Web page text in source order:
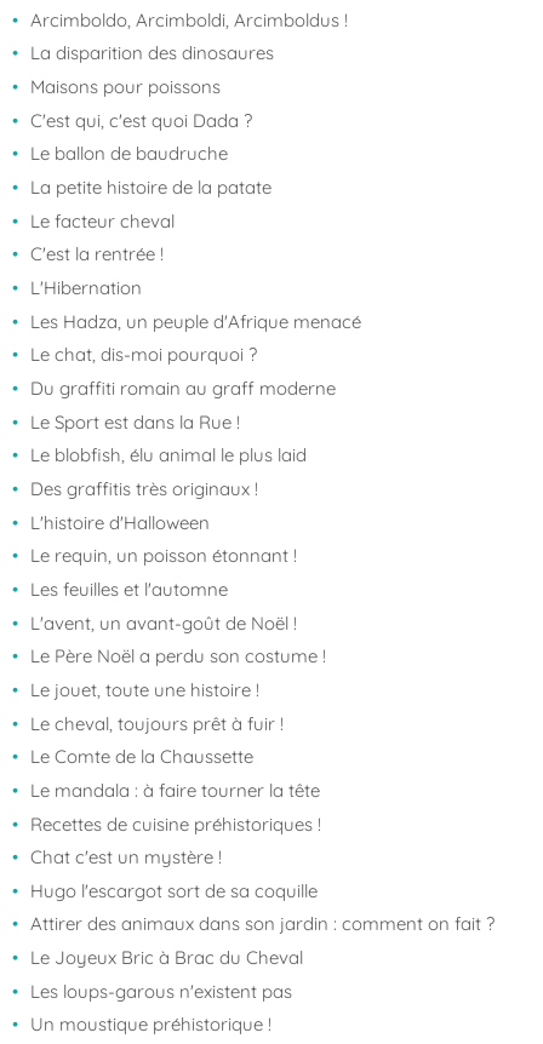
Arcimboldo, Arcimboldi, Arcimboldus !
La disparition des dinosaures
Maisons pour poissons
C'est qui, c'est quoi Dada ?
Le ballon de baudruche
La petite histoire de la patate
Le facteur cheval
C'est la rentrée !
L'Hibernation
Les Hadza, un peuple d'Afrique menacé
Le chat, dis-moi pourquoi ?
Du graffiti romain au graff moderne
Le Sport est dans la Rue !
Le blobfish, élu animal le plus laid
Des graffitis très originaux !
L'histoire d'Halloween
Le requin, un poisson étonnant !
Les feuilles et l'automne
L'avent, un avant-goût de Noël !
Le Père Noël a perdu son costume !
Le jouet, toute une histoire !
Le cheval, toujours prêt à fuir !
Le Comte de la Chaussette
Le mandala : à faire tourner la tête
Recettes de cuisine préhistoriques !
Chat c'est un mystère !
Hugo l'escargot sort de sa coquille
Attirer des animaux dans son jardin : comment on fait ?
Le Joyeux Bric à Brac du Cheval
Les loups-garous n'existent pas
Un moustique préhistorique !